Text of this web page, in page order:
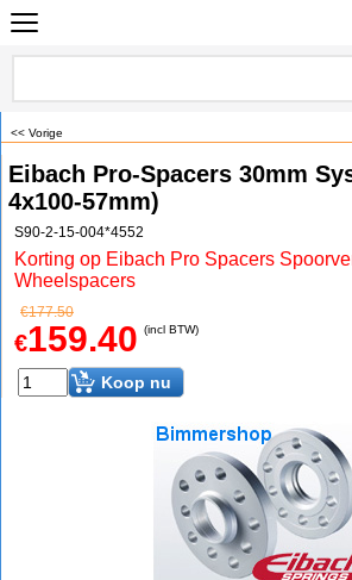
<< Vorige
Eibach Pro-Spacers 30mm
4x100-57mm)
S90-2-15-004*4552
Korting op Eibach Pro Spacers
Wheelspacers
€177.50
€159.40 (incl BTW)
Koop nu